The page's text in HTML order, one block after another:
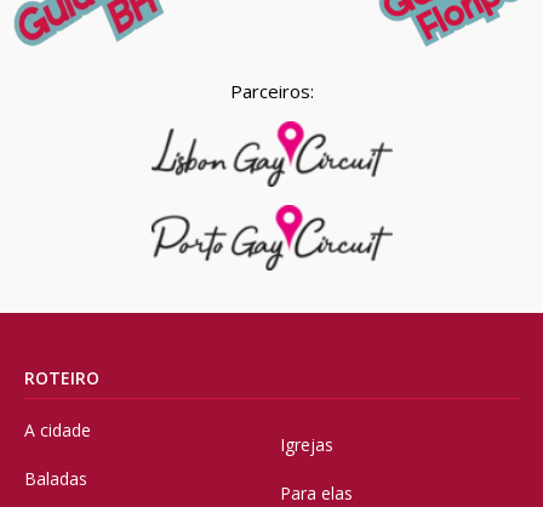
Parceiros:
ROTEIRO
A cidade
Baladas
Igrejas
Para elas